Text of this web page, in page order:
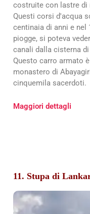
costruite con lastre di
Questi corsi d'acqua
centinaia di anni e nel
piogge, si poteva
canali dalla cisterna
Questo carro armato
monastero di
cinquemila sacerdoti.
Maggiori dettagli
11. Stupa di